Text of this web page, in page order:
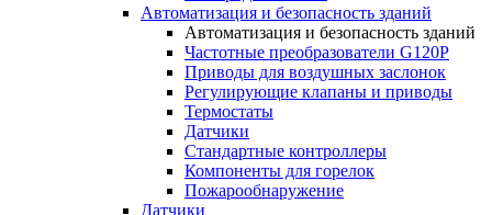
Автоматизация и безопасность зданий
Автоматизация и безопасность зданий
Частотные преобразователи G120P
Приводы для воздушных заслонок
Регулирующие клапаны и приводы
Термостаты
Датчики
Стандартные контроллеры
Компоненты для горелок
Пожарообнаружение
Датчики